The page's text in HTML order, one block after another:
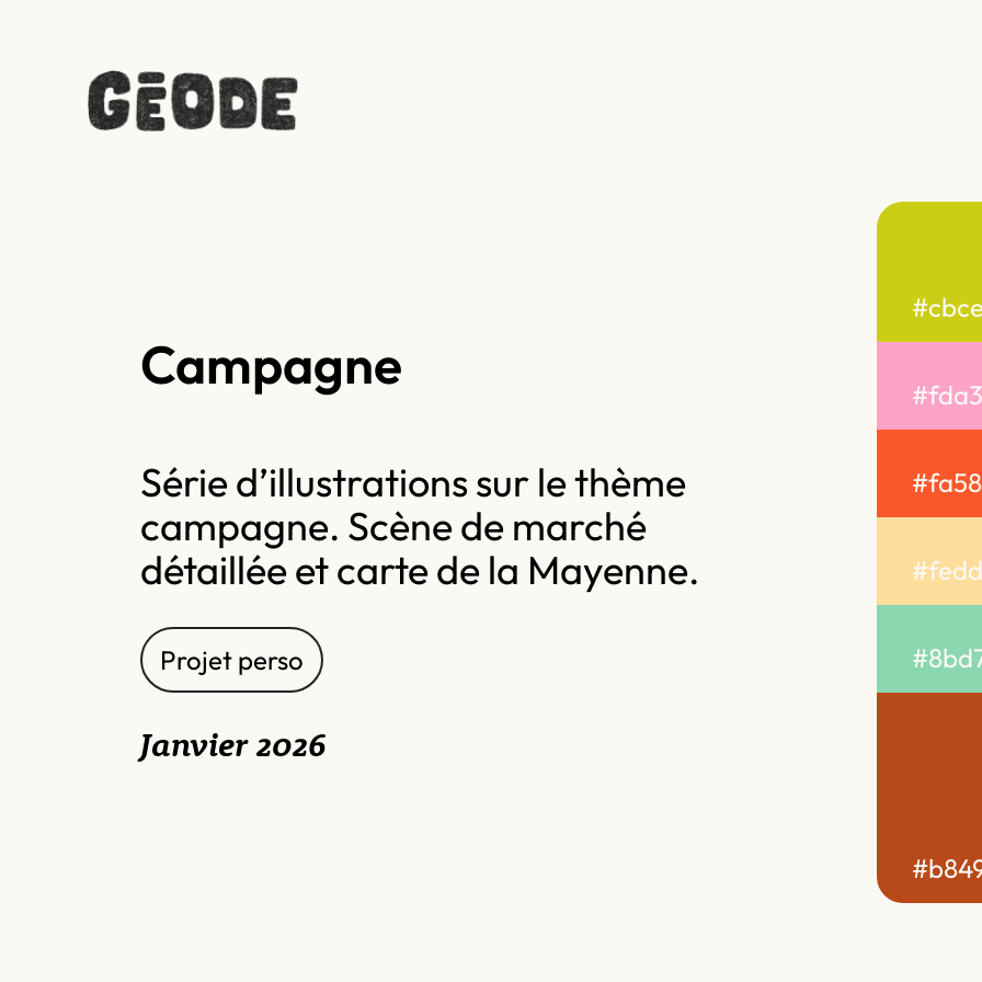
Campagne
Série d’illustrations sur le thème
campagne. Scène de marché
détaillée et carte de la Mayenne.
Projet perso
Janvier 2026